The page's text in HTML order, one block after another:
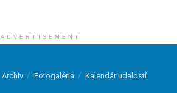
ADVERTISEMENT
Archív Fotogaléria Kalendár udalostí